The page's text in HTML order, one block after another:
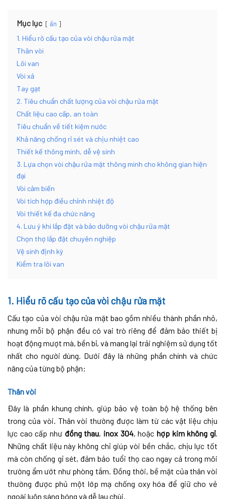
Mục lục ẩn
1. Hiểu rõ cấu tạo của vòi chậu rửa mặt
Thân vòi
Lõi van
Vòi xả
Tay gạt
2. Tiêu chuẩn chất lượng của vòi chậu rửa mặt
Chất liệu cao cấp, an toàn
Tiêu chuẩn về tiết kiệm nước
Khả năng chống rỉ sét và chịu nhiệt cao
Thiết kế thông minh, dễ vệ sinh
3. Lựa chọn vòi chậu rửa mặt thông minh cho không gian hiện
đại
Vòi cảm biến
Vòi tích hợp điều chỉnh nhiệt độ
Vòi thiết kế đa chức năng
4. Lưu ý khi lắp đặt và bảo dưỡng vòi chậu rửa mặt
Chọn thợ lắp đặt chuyên nghiệp
Vệ sinh định kỳ
Kiểm tra lõi van
1. Hiểu rõ cấu tạo của vòi chậu rửa mặt
Cấu tạo của vòi chậu rửa mặt bao gồm nhiều thành phần nhỏ,
nhưng mỗi bộ phận đều có vai trò riêng để đảm bảo thiết bị
hoạt động mượt mà, bền bỉ, và mang lại trải nghiệm sử dụng tốt
nhất cho người dùng. Dưới đây là những phần chính và chức
năng của từng bộ phận:
Thân vòi
Đây là phần khung chính, giúp bảo vệ toàn bộ hệ thống bên
trong của vòi. Thân vòi thường được làm từ các vật liệu chịu
lực cao cấp như đồng thau, inox 304, hoặchợp kim không gỉ.
Những chất liệu này không chỉ giúp vòi bền chắc, chịu lực tốt
mà còn chống gỉ sét, đảm bảo tuổi thọ cao ngay cả trong môi
trường ẩm ướt như phòng tắm. Đồng thời, bề mặt của thân vòi
thường được phủ một lớp mạ chống oxy hóa để giữ cho vẻ
ngoài luôn sáng bóng và dễ lau chùi.